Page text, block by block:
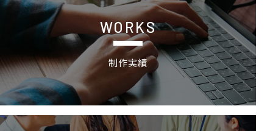
WORKS
制作実績
採用情報 特設サイトの詳細ページへ